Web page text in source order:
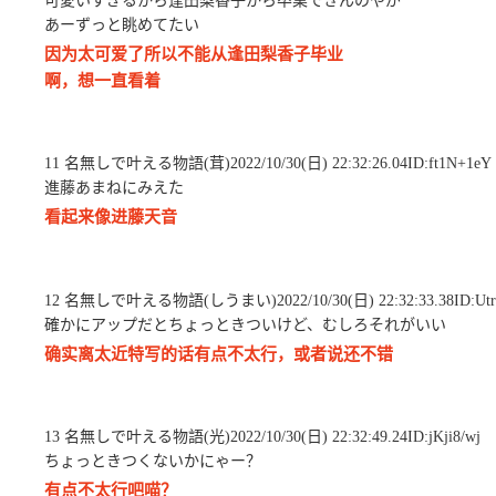
あーずっと眺めてたい
因为太可爱了所以不能从逢田梨香子毕业
啊，想一直看着
11 名無しで叶える物語(茸)2022/10/30(日) 22:32:26.04ID:ft1N+1eY
進藤あまねにみえた
看起来像进藤天音
12 名無しで叶える物語(しうまい)2022/10/30(日)
確かにアップだとちょっときついけど、むしろそれがいい
确实离太近特写的话有点不太行，或者说还不错
13 名無しで叶える物語(光)2022/10/30(日) 22:32:49.24ID:jKji8/wj
ちょっときつくないかにゃー？
有点不太行吧喵？